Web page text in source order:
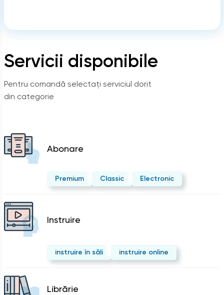
Servicii disponibile
Pentru comandă selectați serviciul dorit
din categorie
Abonare
Premium Classic Electronic
Instruire
instruire în săli instruire online
Librărie